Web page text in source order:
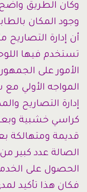
وكان الطريق واضح
وجود المكان
أن إدارة التصاريح
تستخدم فيها
الأمور على
المواجه الأولي
إدارة التصاريح
كراسي خشبية
قديمة ومتهالكة
الصالة عدد كبير
الحصول على
فكان هذا تأكيد